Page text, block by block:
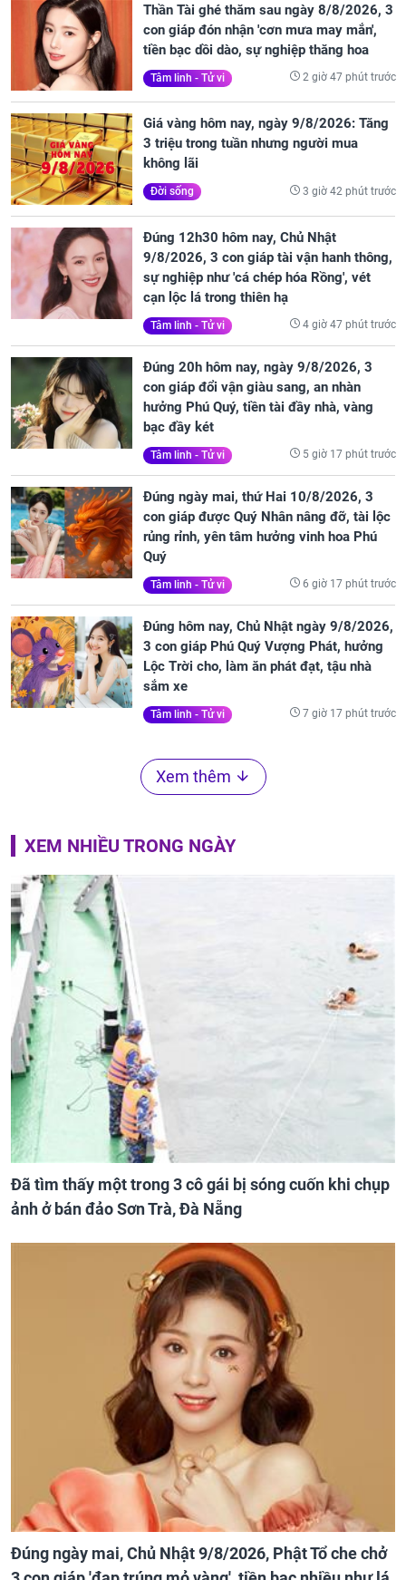
Thần Tài ghé thăm sau ngày 8/8/2026, 3
con giáp đón nhận 'cơn mưa may mắn',
tiền bạc dồi dào, sự nghiệp thăng hoa
Tâm linh - Tử vi 2 giờ 47 phút trước
Giá vàng hôm nay, ngày 9/8/2026: Tăng
3 triệu trong tuần nhưng người mua
không lãi
Đời sống 3 giờ 42 phút trước
Đúng 12h30 hôm nay, Chủ Nhật
9/8/2026, 3 con giáp tài vận hanh thông,
sự nghiệp như 'cá chép hóa Rồng', vét
cạn lộc lá trong thiên hạ
Tâm linh - Tử vi 4 giờ 47 phút trước
Đúng 20h hôm nay, ngày 9/8/2026, 3
con giáp đổi vận giàu sang, an nhàn
hưởng Phú Quý, tiền tài đầy nhà, vàng
bạc đầy két
Tâm linh - Tử vi 5 giờ 17 phút trước
Đúng ngày mai, thứ Hai 10/8/2026, 3
con giáp được Quý Nhân nâng đỡ, tài lộc
rủng rỉnh, yên tâm hưởng vinh hoa Phú
Quý
Tâm linh - Tử vi 6 giờ 17 phút trước
Đúng hôm nay, Chủ Nhật ngày 9/8/2026,
3 con giáp Phú Quý Vượng Phát, hưởng
Lộc Trời cho, làm ăn phát đạt, tậu nhà
sắm xe
Tâm linh - Tử vi 7 giờ 17 phút trước
Xem thêm
XEM NHIỀU TRONG NGÀY
Đã tìm thấy một trong 3 cô gái bị sóng cuốn khi chụp
ảnh ở bán đảo Sơn Trà, Đà Nẵng
Đúng ngày mai, Chủ Nhật 9/8/2026, Phật Tổ che chở